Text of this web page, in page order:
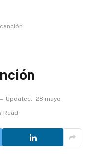
Updated: 28 mayo,
Read